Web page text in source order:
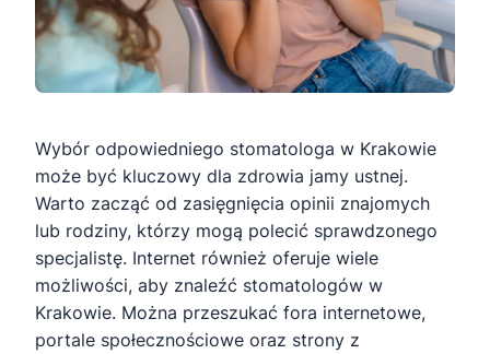
Wybór odpowiedniego stomatologa w Krakowie
może być kluczowy dla zdrowia jamy ustnej.
Warto zacząć od zasięgnięcia opinii znajomych
lub rodziny, którzy mogą polecić sprawdzonego
specjalistę. Internet również oferuje wiele
możliwości, aby znaleźć stomatologów w
Krakowie. Można przeszukać fora internetowe,
portale społecznościowe oraz strony z